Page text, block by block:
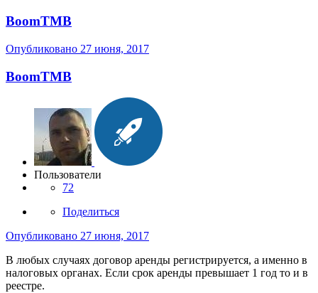
BoomTMB
Опубликовано 27 июня, 2017
BoomTMB
Пользователи
72
Поделиться
Опубликовано 27 июня, 2017
В любых случаях договор аренды регистрируется, а именно в
налоговых органах. Если срок аренды превышает 1 год то и в
реестре.